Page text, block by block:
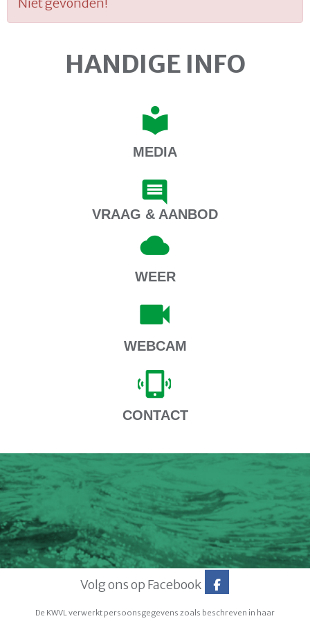
Niet gevonden!
HANDIGE INFO
MEDIA
VRAAG & AANBOD
WEER
WEBCAM
CONTACT
Volg ons op Facebook
De KWVL verwerkt persoonsgegevens zoals beschreven in haar